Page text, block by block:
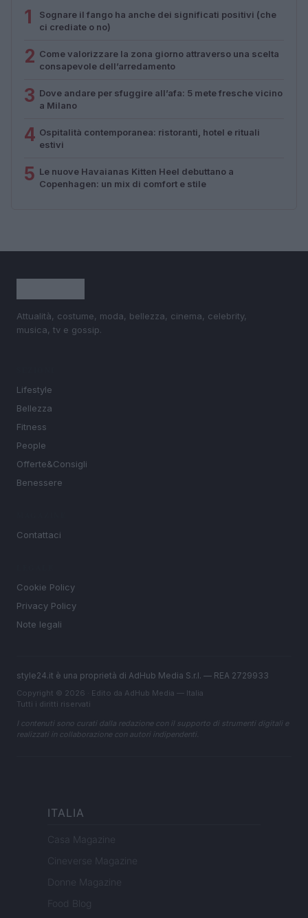
1
Sognare il fango ha anche dei significati positivi (che
ci crediate o no)
2 Come valorizzare la zona giorno attraverso una scelta
consapevole dell’arredamento
3 Dove andare per sfuggire all’afa: 5 mete fresche vicino
a Milano
4 Ospitalità contemporanea: ristoranti, hotel e rituali
estivi
5 Le nuove Havaianas Kitten Heel debuttano a
Copenhagen: un mix di comfort e stile
Attualità, costume, moda, bellezza, cinema, celebrity,
musica, tv e gossip.
Lifestyle
Bellezza
Fitness
People
Offerte&Consigli
Benessere
Contattaci
Cookie Policy
Privacy Policy
Note legali
style24.it è una proprietà di AdHub Media S.r.l. — REA 2729933
Copyright © 2026 · Edito da AdHub Media — Italia
Tutti i diritti riservati
I contenuti sono curati dalla redazione con il supporto di strumenti digitali e
realizzati in collaborazione con autori indipendenti.
ITALIA
Casa Magazine
Cineverse Magazine
Donne Magazine
Food Blog